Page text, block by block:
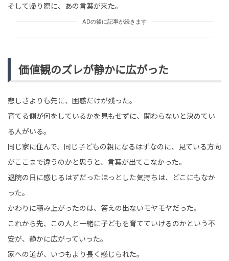
そして帰り際に、あの言葉が来た。
ADの後に記事が続きます
価値観のズレが静かに広がった
悲しさよりも先に、困惑だけが残った。
育てる側が何をしているかを見もせずに、関わらないと決めてい
る人がいる。
同じ家に住んで、同じ子どもの親になるはずなのに、見ている方向
がここまで違うのかと思うと、言葉が出てこなかった。
退院の日に感じるはずだったほっとした気持ちは、どこにもなか
った。
かわりに積み上がったのは、答えの出ないモヤモヤだった。
これから先、この人と一緒に子どもを育てていけるのかという不
安が、静かに広がっていった。
家への道が、いつもより長く感じられた。